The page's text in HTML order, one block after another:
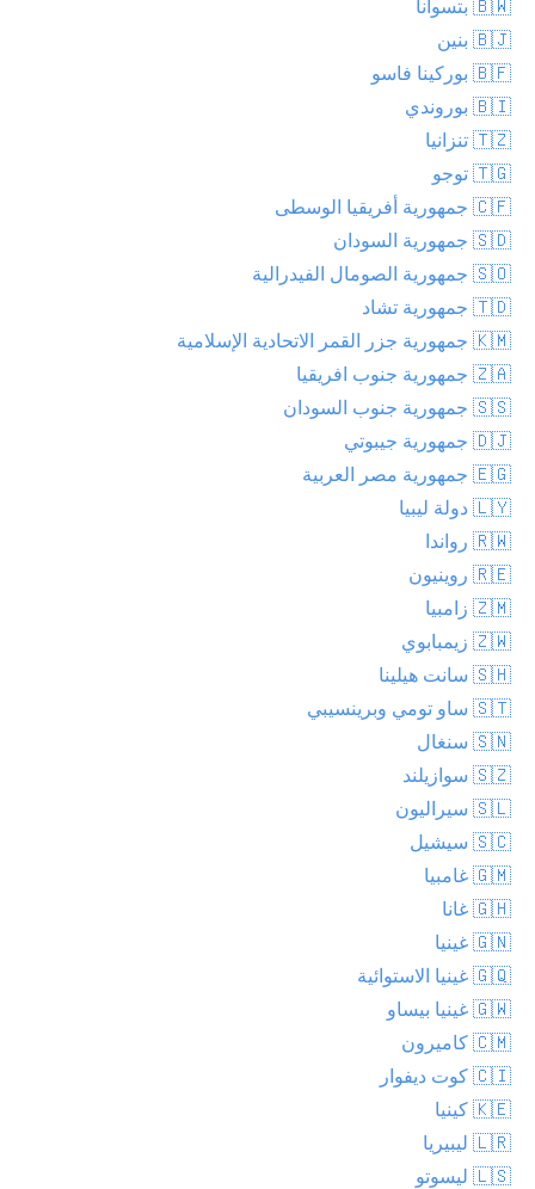
🇧🇼 بتسوانا
🇧🇯 بنين
🇧🇫 بوركينا فاسو
🇧🇮 بوروندي
🇹🇿 تنزانيا
🇹🇬 توجو
🇨🇫 جمهورية أفريقيا الوسطى
🇸🇩 جمهورية السودان
🇸🇴 جمهورية الصومال الفيدرالية
🇹🇩 جمهورية تشاد
🇰🇲 جمهورية جزر القمر الاتحادية الإسلامية
🇿🇦 جمهورية جنوب افريقيا
🇸🇸 جمهورية جنوب السودان
🇩🇯 جمهورية جيبوتي
🇪🇬 جمهورية مصر العربية
🇱🇾 دولة ليبيا
🇷🇼 رواندا
🇷🇪 روينيون
🇿🇲 زامبيا
🇿🇼 زيمبابوي
🇸🇭 سانت هيلينا
🇸🇹 ساو تومي وبرينسيبي
🇸🇳 سنغال
🇸🇿 سوازيلند
🇸🇱 سيراليون
🇸🇨 سيشيل
🇬🇲 غامبيا
🇬🇭 غانا
🇬🇳 غينيا
🇬🇶 غينيا الاستوائية
🇬🇼 غينيا بيساو
🇨🇲 كاميرون
🇨🇮 كوت ديفوار
🇰🇪 كينيا
🇱🇷 ليبيريا
🇱🇸 ليسوتو